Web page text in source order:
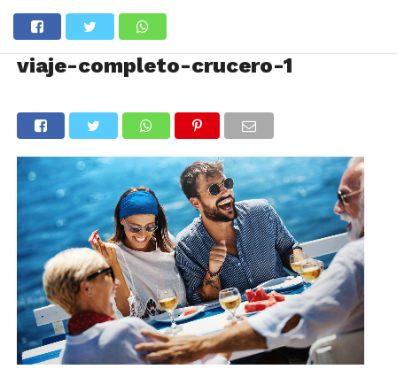
viaje-completo-crucero-1